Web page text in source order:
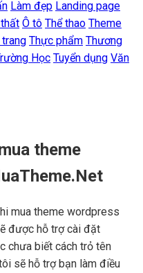
Làm đẹp Landing page
Ô tô Thể thao Theme
Thực phẩm Thương
Học Tuyển dụng Văn
theme
mua theme wordpress
được hỗ trợ cài đặt
chưa biết cách trỏ tên
sẽ hỗ trợ bạn làm điều